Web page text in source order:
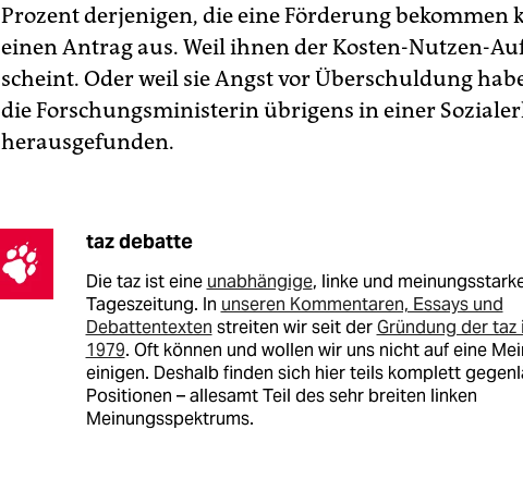
Prozent derjenigen, die eine Förderung bekommen
einen Antrag aus. Weil ihnen der Kosten-Nutzen-
scheint. Oder weil sie Angst vor Überschuldung
die Forschungsministerin übrigens in einer
herausgefunden.
taz debatte
Die taz ist eine unabhängige, linke und
Tageszeitung. In unseren Kommentaren, Essays und
Debattentexten streiten wir seit derGründung der taz
1979. Oft können und wollen wir uns nicht auf eine
einigen. Deshalb finden sich hier teils komplett
Positionen – allesamt Teil des sehr breiten linken
Meinungsspektrums.